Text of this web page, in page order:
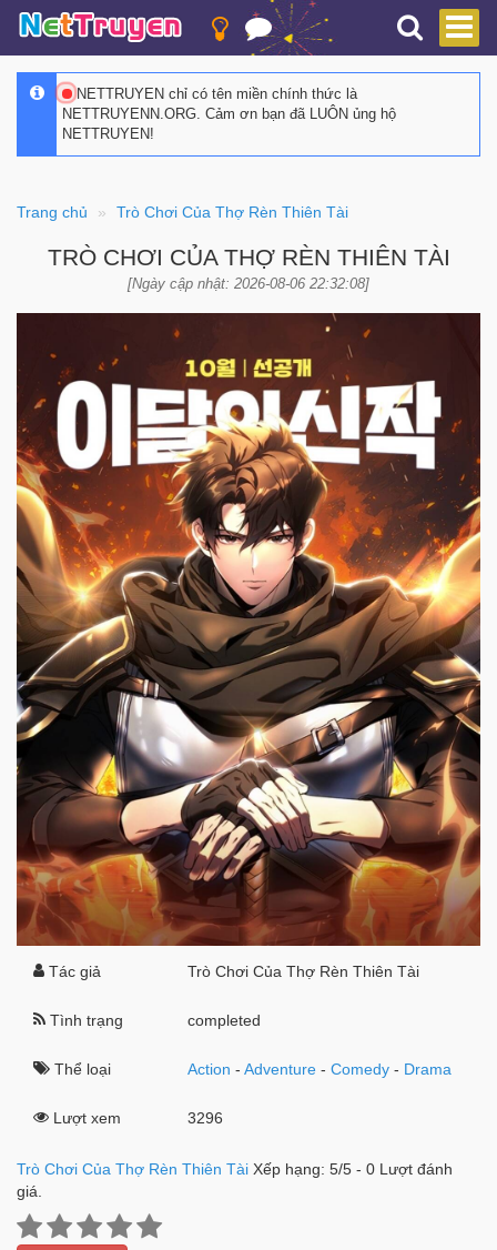
NETTRUYEN chỉ có tên miền chính thức là
NETTRUYENN.ORG. Cảm ơn bạn đã LUÔN ủng hộ
NETTRUYEN!
Trang chủ Trò Chơi Của Thợ Rèn Thiên Tài
TRÒ CHƠI CỦA THỢ RÈN THIÊN TÀI
[Ngày cập nhật: 2026-08-06 22:32:08]
Tác giả Trò Chơi Của Thợ Rèn Thiên Tài
Tình trạng completed
Thể loại Action -Adventure -Comedy - Drama
Lượt xem 3296
Trò Chơi Của Thợ Rèn Thiên Tài Xếp hạng: 5/5 - 0 Lượt đánh
giá.